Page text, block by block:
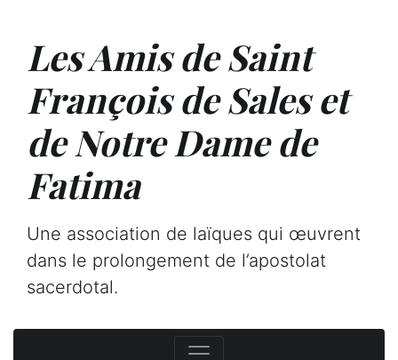
Les Amis de Saint
François de Sales et
de Notre Dame de
Fatima
Une association de laïques qui œuvrent
dans le prolongement de l’apostolat
sacerdotal.